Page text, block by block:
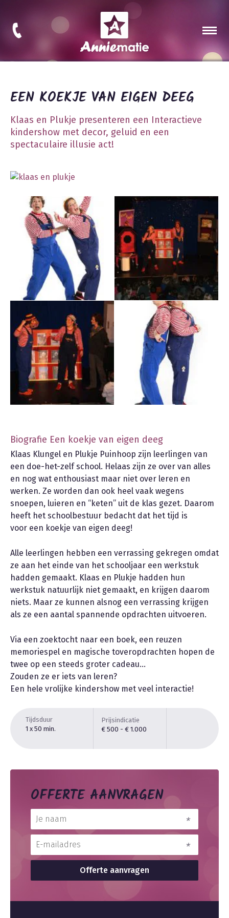
EEN KOEKJE VAN EIGEN DEEG
Klaas en Plukje presenteren een Interactieve
kindershow met decor, geluid en een
spectaculaire illusie act!
Biografie Een koekje van eigen deeg
Klaas Klungel en Plukje Puinhoop zijn leerlingen van
een doe-het-zelf school. Helaas zijn ze over van alles
en nog wat enthousiast maar niet over leren en
werken. Ze worden dan ook heel vaak wegens
snoepen, luieren en “keten” uit de klas gezet. Daarom
heeft het schoolbestuur bedacht dat het tijd is
voor een koekje van eigen deeg!
Alle leerlingen hebben een verrassing gekregen omdat
ze aan het einde van het schooljaar een werkstuk
hadden gemaakt. Klaas en Plukje hadden hun
werkstuk natuurlijk niet gemaakt, en krijgen daarom
niets. Maar ze kunnen alsnog een verrassing krijgen
als ze een aantal spannende opdrachten uitvoeren.
Via een zoektocht naar een boek, een reuzen
memoriespel en magische toveropdrachten hopen de
twee op een steeds groter cadeau…
Zouden ze er iets van leren?
Een hele vrolijke kindershow met veel interactie!
Tijdsduur
1 x 50 min.
Prijsindicatie
€ 500 - € 1.000
OFFERTE AANVRAGEN